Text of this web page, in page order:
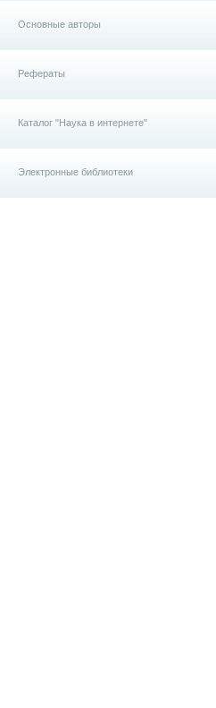
Основные авторы
Рефераты
Каталог "Наука в интернете"
Электронные библиотеки